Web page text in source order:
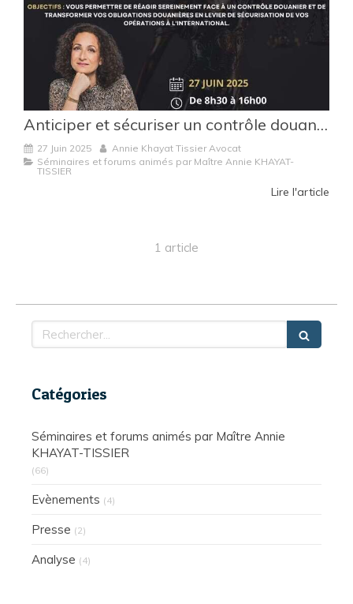
Anticiper et sécuriser un contrôle douanier : formation animée par Maître Annie Khayat-Tissier
27 Juin 2025
Annie Khayat Tissier Avocat
Séminaires et forums animés par Maître Annie KHAYAT-
TISSIER
Lire l'article
1 article
Rechercher
Catégories
Séminaires et forums animés par Maître Annie
KHAYAT-TISSIER
(66)
Evènements (4)
Presse (2)
Analyse (4)